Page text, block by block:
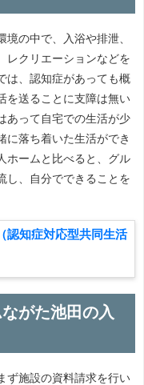
の中で、入浴や排泄、
レクリエーションなどを
は、認知症があっても概
を送ることに支障は無い
あって自宅での生活が少
に落ち着いた生活ができ
ホームと比べると、グル
し、自分でできることを
認知症対応型共同生活
がた池田の入
ず施設の資料請求を行い